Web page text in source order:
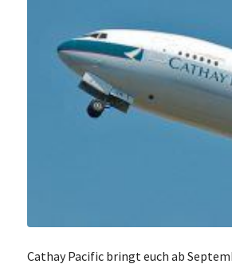
Cathay Pacific bringt euch ab